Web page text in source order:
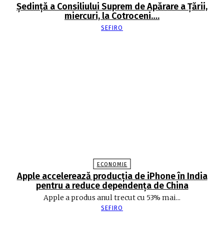
Şedinţă a Consiliului Suprem de Apărare a Ţării,
miercuri, la Cotroceni….
SEFIRO
ECONOMIE
Apple accelerează producția de iPhone în India
pentru a reduce dependența de China
Apple a produs anul trecut cu 53% mai...
SEFIRO